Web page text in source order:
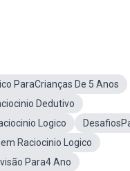
ParaCrianças De 5 Anos
Dedutivo
Logico
Raciocinio Logico
Para4 Ano